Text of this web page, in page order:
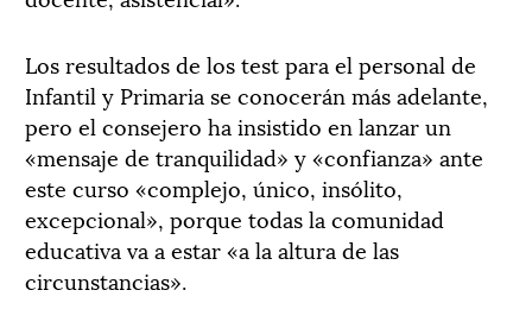
Los resultados de los test para el personal de
Infantil y Primaria se conocerán más adelante,
pero el consejero ha insistido en lanzar un
«mensaje de tranquilidad» y «confianza» ante
este curso «complejo, único, insólito,
excepcional», porque todas la comunidad
educativa va a estar «a la altura de las
circunstancias».